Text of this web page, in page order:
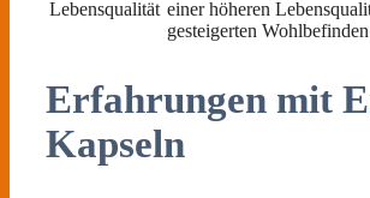
Lebensqualität einer höheren
gesteigerten
Erfahrungen mit
Kapseln